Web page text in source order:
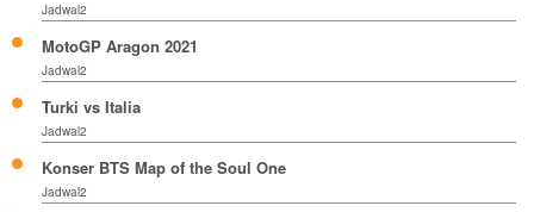
Jadwal2
MotoGP Aragon 2021
Jadwal2
Turki vs Italia
Jadwal2
Konser BTS Map of the Soul One
Jadwal2